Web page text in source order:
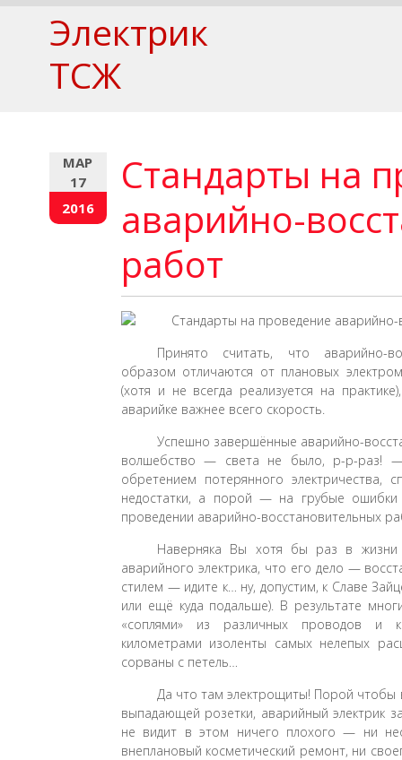
Электрик
ТСЖ
МАР
17
2016
Стандарты на
аварийно-
работ
Принято считать, что аварийно-
образом отличаются от плановых
(хотя и не всегда реализуется на
аварийке важнее всего скорость.
Успешно завершённые аварийно-
волшебство — света не было, р-р-раз!
обретением потерянного электричества,
недостатки, а порой — на грубые
проведении аварийно-восстановительных
Наверняка Вы хотя бы раз в жизни
аварийного электрика, что его дело —
стилем — идите к… ну, допустим, к Славе
или ещё куда подальше). В результате
«соплями» из различных проводов и
километрами изоленты самых нелепых
сорваны с петель…
Да что там электрощиты! Порой чтобы
выпадающей розетки, аварийный электрик
не видит в этом ничего плохого — ни
внеплановый косметический ремонт, ни